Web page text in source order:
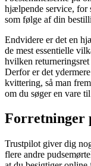
hjælpende service, for
som følge af din
Endvidere er det en
de mest essentielle
hvilken returneringsret
Derfor er det
kvittering, så man
om du søger en vare
Forretninger
Trustpilot giver dig
flere andre